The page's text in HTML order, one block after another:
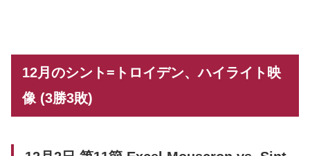
12月のシント=トロイデン、ハイライト映
像 (3勝3敗)